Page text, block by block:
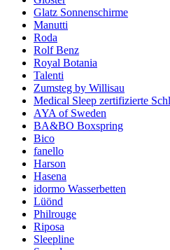
Glatz Sonnenschirme
Manutti
Roda
Rolf Benz
Royal Botania
Talenti
Zumsteg by Willisau
Medical Sleep zertifizierte
AYA of Sweden
BA&BO Boxspring
Bico
fanello
Harson
Hasena
idormo Wasserbetten
Lüönd
Philrouge
Riposa
Sleepline